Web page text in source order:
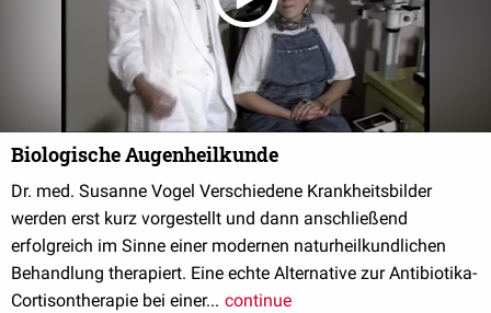
Biologische Augenheilkunde
Dr. med. Susanne Vogel Verschiedene Krankheitsbilder
werden erst kurz vorgestellt und dann anschließend
erfolgreich im Sinne einer modernen naturheilkundlichen
Behandlung therapiert. Eine echte Alternative zur Antibiotika-
Cortisontherapie bei einer... continue